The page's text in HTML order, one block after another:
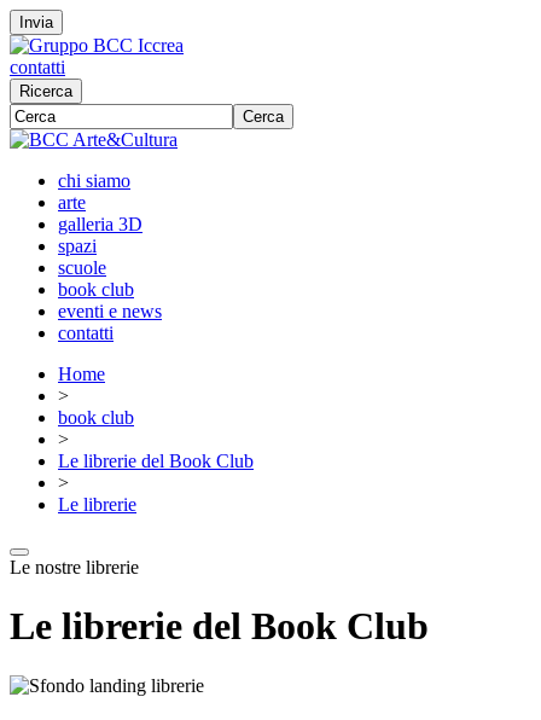
Invia
contatti
Ricerca
Cerca
chi siamo
arte
galleria 3D
spazi
scuole
book club
eventi e news
contatti
Home
>
book club
>
Le librerie del Book Club
>
Le librerie
Le nostre librerie
Le librerie del Book Club